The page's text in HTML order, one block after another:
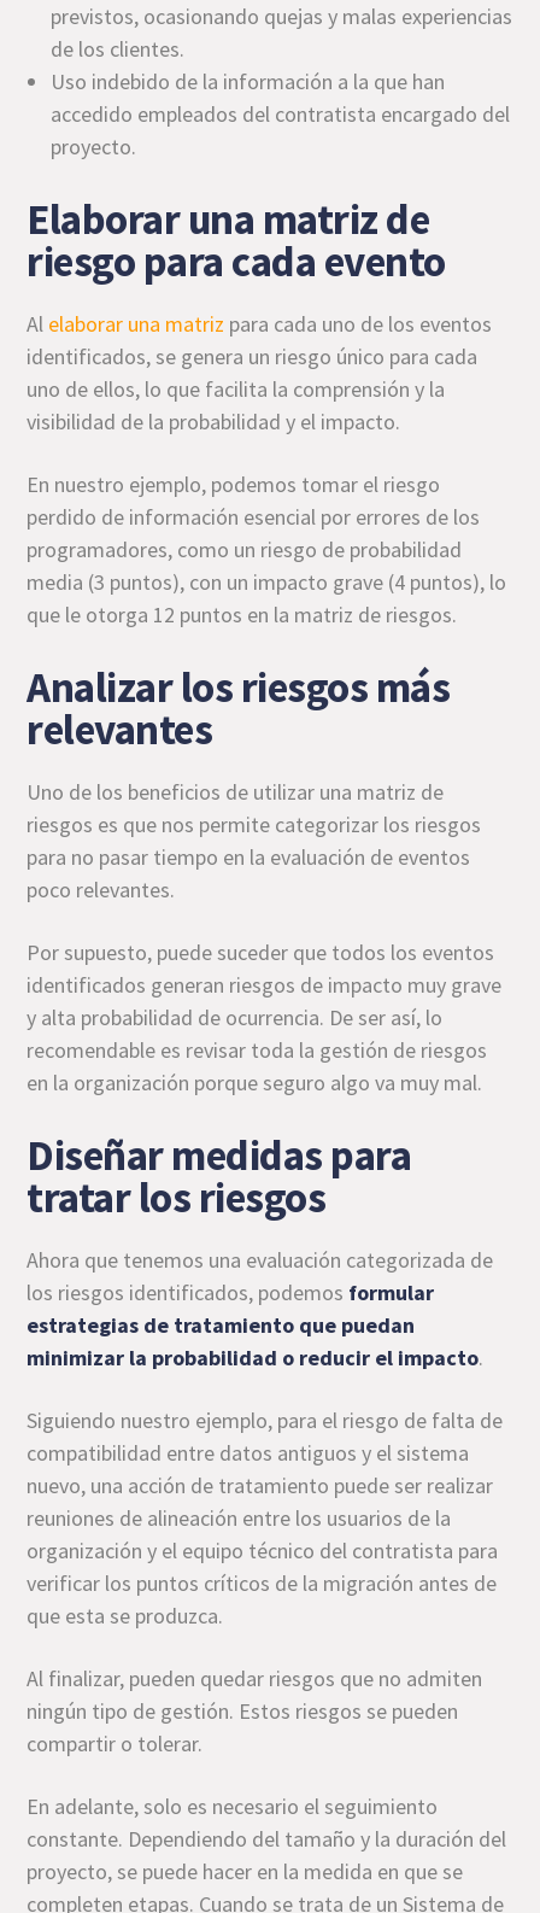
previstos, ocasionando quejas y malas experiencias
de los clientes.
Uso indebido de la información a la que han
accedido empleados del contratista encargado del
proyecto.
Elaborar una matriz de
riesgo para cada evento
Al elaborar una matriz para cada uno de los eventos
identificados, se genera un riesgo único para cada
uno de ellos, lo que facilita la comprensión y la
visibilidad de la probabilidad y el impacto.
En nuestro ejemplo, podemos tomar el riesgo
perdido de información esencial por errores de los
programadores, como un riesgo de probabilidad
media (3 puntos), con un impacto grave (4 puntos), lo
que le otorga 12 puntos en la matriz de riesgos.
Analizar los riesgos más
relevantes
Uno de los beneficios de utilizar una matriz de
riesgos es que nos permite categorizar los riesgos
para no pasar tiempo en la evaluación de eventos
poco relevantes.
Por supuesto, puede suceder que todos los eventos
identificados generan riesgos de impacto muy grave
y alta probabilidad de ocurrencia. De ser así, lo
recomendable es revisar toda la gestión de riesgos
en la organización porque seguro algo va muy mal.
Diseñar medidas para
tratar los riesgos
Ahora que tenemos una evaluación categorizada de
los riesgos identificados, podemos formular
estrategias de tratamiento que puedan
minimizar la probabilidad o reducir el impacto.
Siguiendo nuestro ejemplo, para el riesgo de falta de
compatibilidad entre datos antiguos y el sistema
nuevo, una acción de tratamiento puede ser realizar
reuniones de alineación entre los usuarios de la
organización y el equipo técnico del contratista para
verificar los puntos críticos de la migración antes de
que esta se produzca.
Al finalizar, pueden quedar riesgos que no admiten
ningún tipo de gestión. Estos riesgos se pueden
compartir o tolerar.
En adelante, solo es necesario el seguimiento
constante. Dependiendo del tamaño y la duración del
proyecto, se puede hacer en la medida en que se
completen etapas. Cuando se trata de un Sistema de